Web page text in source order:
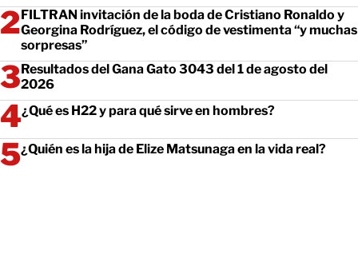
FILTRAN invitación de la boda de Cristiano Ronaldo y
Georgina Rodríguez, el código de vestimenta “y muchas
sorpresas”
Resultados del Gana Gato 3043 del 1 de agosto del
2026
¿Qué es H22 y para qué sirve en hombres?
¿Quién es la hija de Elize Matsunaga en la vida real?